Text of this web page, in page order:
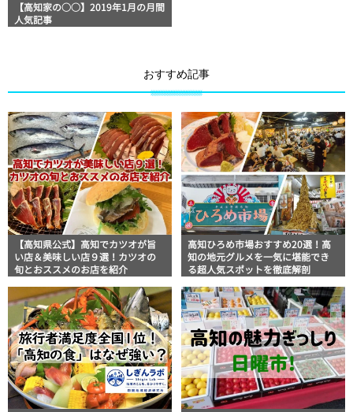
【高知家の○○】2019年1月の月間
人気記事
おすすめ記事
【高知県公式】高知でカツオが旨
い店＆美味しい店９選！カツオの
旬とおススメのお店を紹介
高知ひろめ市場おすすめ20選！高
知の地元グルメを一気に堪能でき
る超人気スポットを徹底解剖